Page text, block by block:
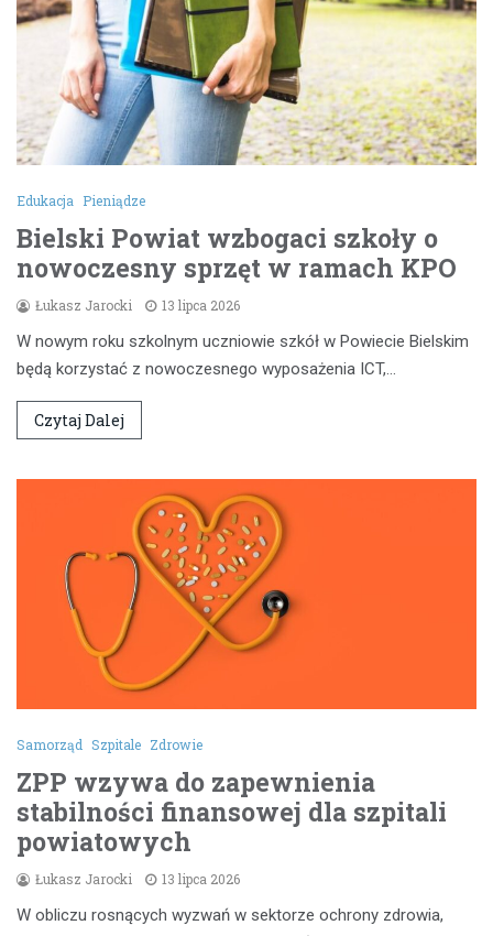
Edukacja Pieniądze
Bielski Powiat wzbogaci szkoły o
nowoczesny sprzęt w ramach KPO
Łukasz Jarocki 13 lipca 2026
W nowym roku szkolnym uczniowie szkół w Powiecie Bielskim
będą korzystać z nowoczesnego wyposażenia ICT,…
Czytaj Dalej
Samorząd Szpitale Zdrowie
ZPP wzywa do zapewnienia
stabilności finansowej dla szpitali
powiatowych
Łukasz Jarocki 13 lipca 2026
W obliczu rosnących wyzwań w sektorze ochrony zdrowia,